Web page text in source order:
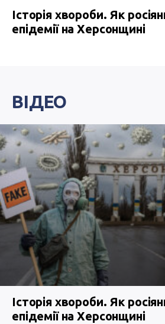
Історія хвороби. Як
епідемії на Херсонщині
ВІДЕО
Історія хвороби. Як
епідемії на Херсонщині